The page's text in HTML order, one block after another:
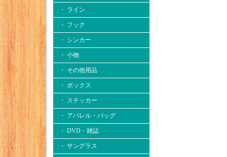
・ ライン
・ フック
・ シンカー
・ 小物
・ その他用品
・ ボックス
・ ステッカー
・ アパレル・バッグ
・ DVD・雑誌
・ サングラス